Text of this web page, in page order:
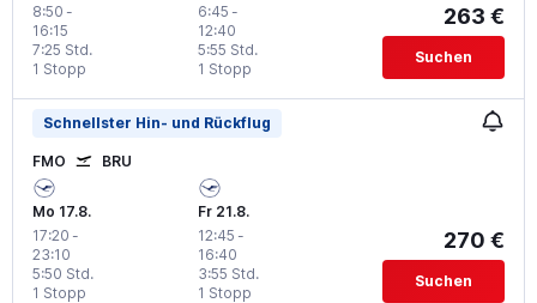
8:50 -
16:15
1 Stopp
7:25 Std.
6:45 -
12:40
1 Stopp
5:55 Std.
263 €
Suchen
Schnellster Hin- und Rückflug
FMO BRU
Mo 17.8.
17:20 -
23:10
1 Stopp
5:50 Std.
Fr 21.8.
12:45 -
16:40
1 Stopp
3:55 Std.
270 €
Suchen